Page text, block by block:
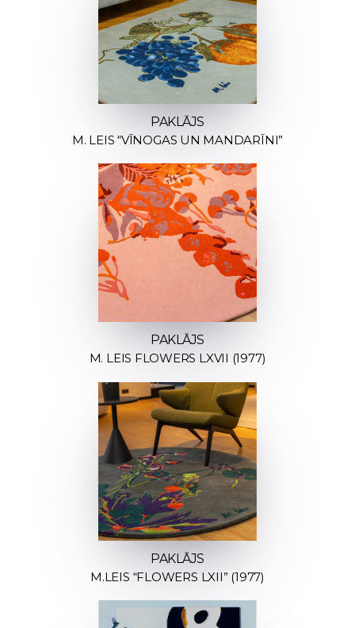
PAKLĀJS
M. LEIS “VĪNOGAS UN MANDARĪNI”
PAKLĀJS
M. LEIS FLOWERS LXVII (1977)
PAKLĀJS
M.LEIS “FLOWERS LXII” (1977)